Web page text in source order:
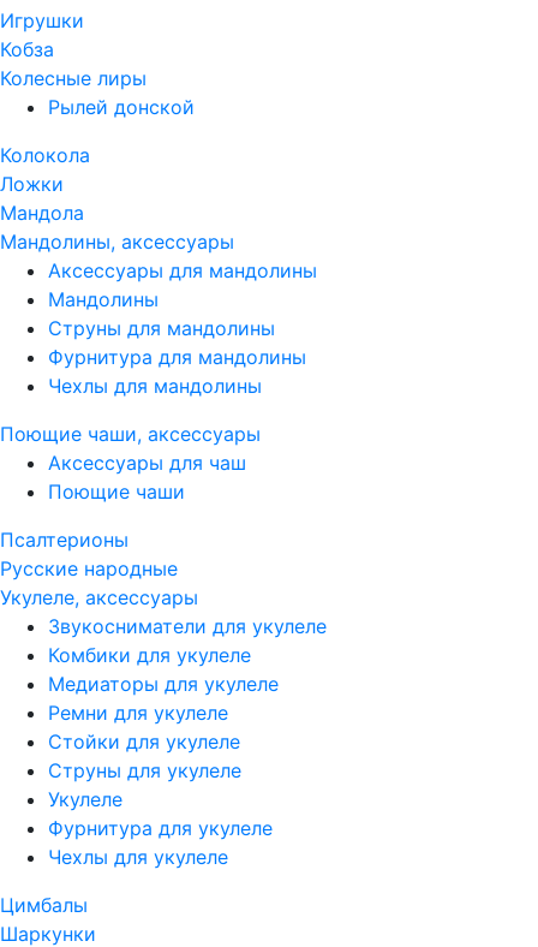
Игрушки
Кобза
Колесные лиры
Рылей донской
Колокола
Ложки
Мандола
Мандолины, аксессуары
Аксессуары для мандолины
Мандолины
Струны для мандолины
Фурнитура для мандолины
Чехлы для мандолины
Поющие чаши, аксессуары
Аксессуары для чаш
Поющие чаши
Псалтерионы
Русские народные
Укулеле, аксессуары
Звукосниматели для укулеле
Комбики для укулеле
Медиаторы для укулеле
Ремни для укулеле
Стойки для укулеле
Струны для укулеле
Укулеле
Фурнитура для укулеле
Чехлы для укулеле
Цимбалы
Шаркунки